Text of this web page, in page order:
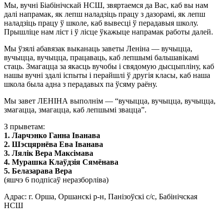
Мы, вучні Біабінічскай НСШ, звяртаемся да Вас, каб вы нам
далі напрамак, як лепш наладзіць працу з дазорамі, як лепш
наладзіць працу ў школе, каб вывесці ў перадавыя школу.
Прышліце нам ліст і ў лісце ўкажыце напрамак работы далей.
Мы ўзялі абавязак выканаць заветы Леніна — вучыцца,
вучыцца, вучыцца, працаваць, каб лепшымі бальшавікамі
стаць. Змагацца за якасць вучобы і свядомую дысцыпліну, каб
нашы вучні здалі іспыты і перайшлі ў другія класы, каб наша
школа была адна з перадавых па ўсяму раёну.
Мы завет ЛЕНІНА выполнім — “вучыцца, вучыцца, вучыцца,
змагацца, змагацца, каб лепшымі звацца”.
З прыветам:
1. Ларчэнко Ганна Іванава
2. Шэсцярнёва Ева Іванава
3. Лялік Вера Максімава
4. Мурашка Клаўдзія Сямёнава
5. Белазарава Вера
(яшчэ 6 подпісаў неразборліва)
Адрас: г. Орша, Оршанскі р-н, Панізоўскі с/с, Бабінічская
НСШ